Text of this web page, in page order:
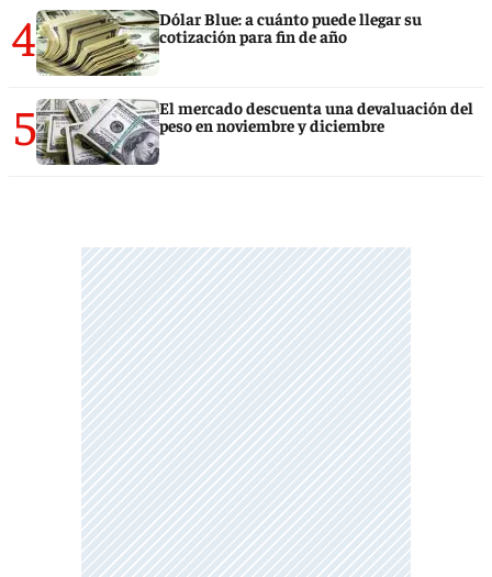
4
Dólar Blue: a cuánto puede llegar su
cotización para fin de año
5
El mercado descuenta una devaluación del
peso en noviembre y diciembre